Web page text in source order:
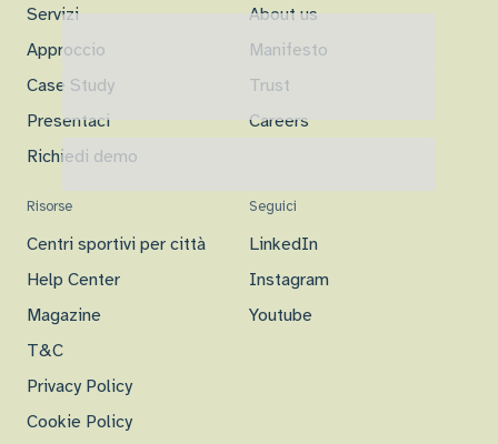
Servizi
Approccio
Case Study
Presentaci
Richiedi demo
About us
Manifesto
Trust
Careers
Risorse
Centri sportivi per città
Help Center
Magazine
T&C
Privacy Policy
Cookie Policy
Seguici
LinkedIn
Instagram
Youtube